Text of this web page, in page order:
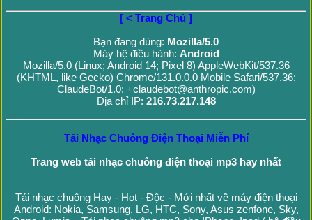
[ < Trang Chủ ]
Bạn đang dùng: Mozilla/5.0
Máy hệ điều hành: Android
Mozilla/5.0 (Linux; Android 14; Pixel 8) AppleWebKit/537.36
(KHTML, like Gecko) Chrome/131.0.0.0 Mobile Safari/537.36;
ClaudeBot/1.0; +claudebot@anthropic.com)
Địa chỉ IP: 216.73.217.148
Tải Nhạc Chuông Điện Thoại Miễn Phí
Trang web tải nhạc chuông điện thoại mp3 hay nhất
Tải nhạc chuông Hay - Hot - Độc - Mới nhất về máy điện thoại
Android: Nokia, Samsung, LG, HTC, Sony, Asus zenfone, Sky,